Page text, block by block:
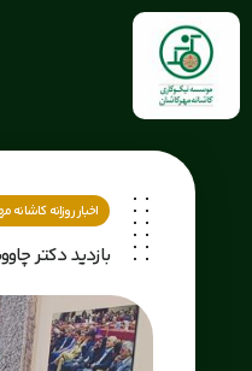
اخبار روزانه کاشانه
بازدید دکتر